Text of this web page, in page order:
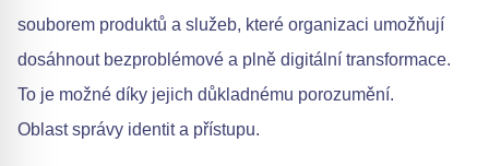
souborem produktů a služeb, které organizaci umožňují
dosáhnout bezproblémové a plně digitální transformace.
To je možné díky jejich důkladnému porozumění.
Oblast správy identit a přístupu.